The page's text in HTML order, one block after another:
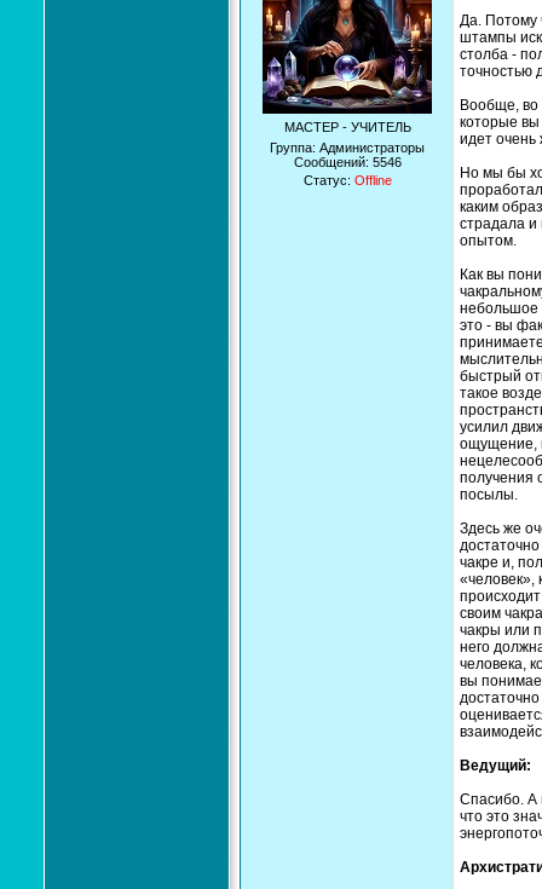
МАСТЕР - УЧИТЕЛЬ
Группа: Администраторы
Сообщений: 5546
Статус: Offline
Да. Потому
штампы
столба -
точностью
Вообще, во
которые вы
идет очень
Но мы бы
каким
страдала и
опытом.
Как вы
небольшое
это - вы
быстрый
такое
усилил
ощущение,
получения
посылы.
Здесь же
чакре и,
«человек»,
своим
чакры или
него
человека,
вы
Ведущий:
Спасибо. А
что это